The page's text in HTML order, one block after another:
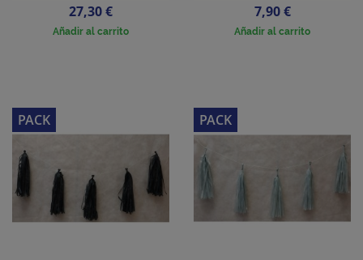
Precio
27,30 €
Añadir al carrito
Precio
7,90 €
Añadir al carrito
PACK PACK